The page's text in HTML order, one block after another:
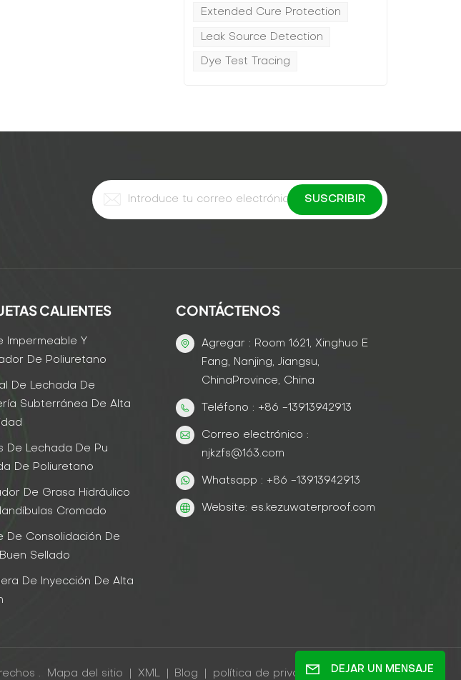
Extended Cure Protection
Leak Source Detection
Dye Test Tracing
CALIENTES
Impermeable Y
De Poliuretano
De Lechada De
Subterránea De Alta
De Lechada De Pu
De Poliuretano
De Grasa Hidráulico
Cromado
De Consolidación De
Sellado
De Inyección De Alta
CONTÁCTENOS
Agregar : Room 1621, Xinghuo E
Fang, Nanjing, Jiangsu,
ChinaProvince, China
Teléfono : +86 -13913942913
Correo electrónico :
njkzfs@163.com
Whatsapp : +86 -13913942913
Website: es.kezuwaterproof.com
. Mapa del sitio XML Blog política de privacidad DEJAR UN MENSAJE